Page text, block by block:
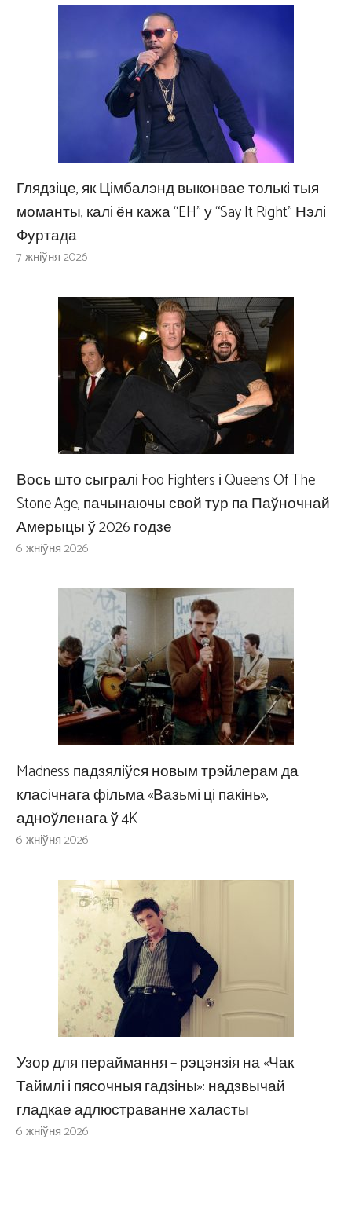
Глядзіце, як Цімбалэнд выконвае толькі тыя
моманты, калі ён кажа “EH” у “Say It Right” Нэлі
Фуртада
7 жніўня 2026
Вось што сыгралі Foo Fighters і Queens Of The
Stone Age, пачынаючы свой тур па Паўночнай
Амерыцы ў 2026 годзе
6 жніўня 2026
Madness падзяліўся новым трэйлерам да
класічнага фільма «Вазьмі ці пакінь»,
адноўленага ў 4K
6 жніўня 2026
Узор для пераймання – рэцэнзія на «Чак
Таймлі і пясочныя гадзіны»: надзвычай
гладкае адлюстраванне халасты
6 жніўня 2026